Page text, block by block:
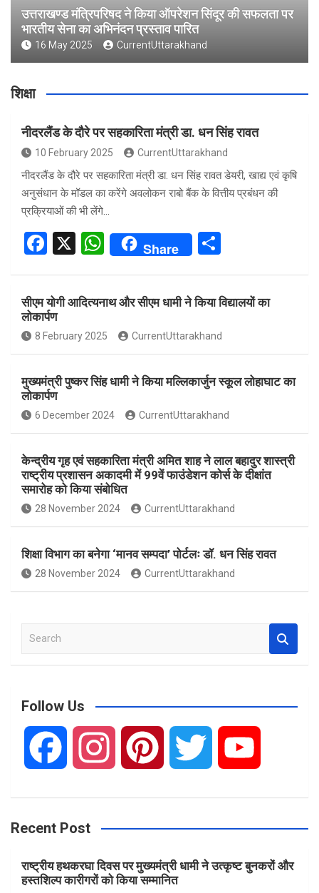
उत्तराखण्ड मंत्रिपरिषद ने किया ऑपरेशन सिंदूर की सफलता पर
भारतीय सेना का अभिनंदन प्रस्ताव पारित
16 May 2025 CurrentUttarakhand
शिक्षा
नीदरलैंड के दौरे पर सहकारिता मंत्री डा. धन सिंह रावत
10 February 2025 CurrentUttarakhand
नीदरलैंड के दौरे पर सहकारिता मंत्री डा. धन सिंह रावत डेयरी, खाद्य एवं कृषि
अनुसंधान के मॉडल का करेंगे अवलोकन राबो बैंक के वित्तीय प्रबंधन की
प्रक्रियाओं की भी लेंगे…
F
ce
b
o
o
k
X
W
s
A
p
p
Share
ar
e
सीएम योगी आदित्यनाथ और सीएम धामी ने किया विद्यालयों का
लोकार्पण
8 February 2025 CurrentUttarakhand
मुख्यमंत्री पुष्कर सिंह धामी ने किया मल्लिकार्जुन स्कूल लोहाघाट का
लोकार्पण
6 December 2024 CurrentUttarakhand
केन्द्रीय गृह एवं सहकारिता मंत्री अमित शाह ने लाल बहादुर शास्त्री
राष्ट्रीय प्रशासन अकादमी में 99वें फाउंडेशन कोर्स के दीक्षांत
समारोह को किया संबोधित
28 November 2024 CurrentUttarakhand
शिक्षा विभाग का बनेगा ‘मानव सम्पदा’ पोर्टलः डॉ. धन सिंह रावत
28 November 2024 CurrentUttarakhand
a
c
Follow Us
c
e
s
t
n
t
i u
Recent Post
राष्ट्रीय हथकरघा दिवस पर मुख्यमंत्री धामी ने उत्कृष्ट बुनकरों और
हस्तशिल्प कारीगरों को किया सम्मानित